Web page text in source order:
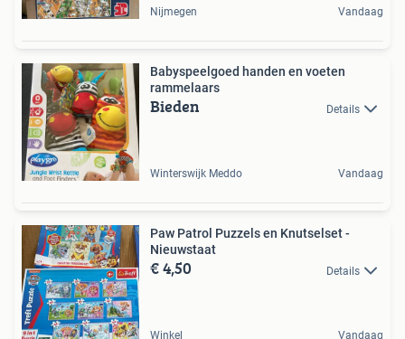
Nijmegen Vandaag
Babyspeelgoed handen en voeten
rammelaars
Bieden Details
Winterswijk Meddo Vandaag
Paw Patrol Puzzels en Knutselset -
Nieuwstaat
€ 4,50 Details
Winkel Vandaag